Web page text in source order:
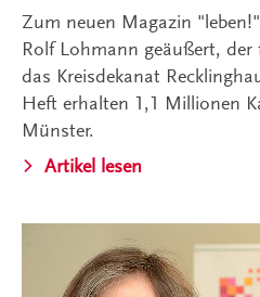
Zum neuen Magazin
Rolf Lohmann geäußert,
das Kreisdekanat
Heft erhalten 1,1 Millionen
Münster.
Artikel lesen